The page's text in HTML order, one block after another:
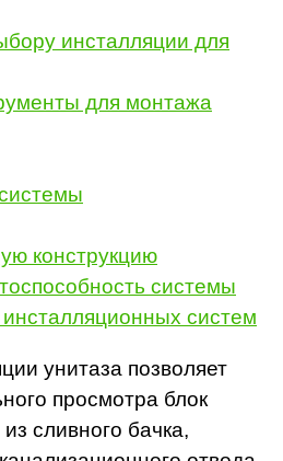
инсталляции для
для монтажа
конструкцию
системы
систем
унитаза позволяет
просмотра блок
сливного бачка,